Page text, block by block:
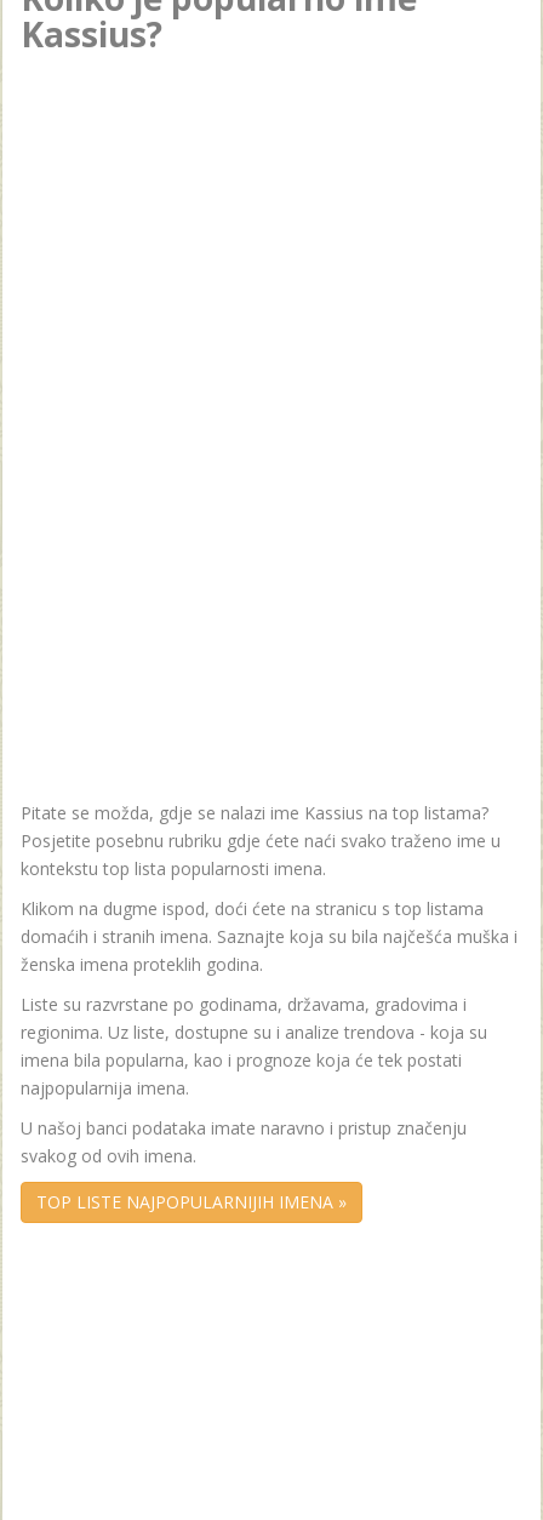
Kassius?
Pitate se možda, gdje se nalazi ime Kassius na top listama?
Posjetite posebnu rubriku gdje ćete naći svako traženo ime u
kontekstu top lista popularnosti imena.
Klikom na dugme ispod, doći ćete na stranicu s top listama
domaćih i stranih imena. Saznajte koja su bila najčešća muška i
ženska imena proteklih godina.
Liste su razvrstane po godinama, državama, gradovima i
regionima. Uz liste, dostupne su i analize trendova - koja su
imena bila popularna, kao i prognoze koja će tek postati
najpopularnija imena.
U našoj banci podataka imate naravno i pristup značenju
svakog od ovih imena.
TOP LISTE NAJPOPULARNIJIH IMENA »